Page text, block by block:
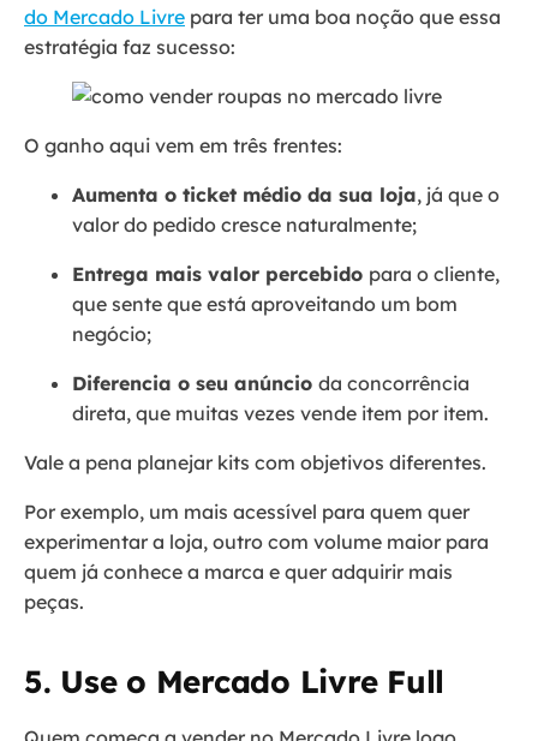
do Mercado Livre para ter uma boa noção que essa
estratégia faz sucesso:
O ganho aqui vem em três frentes:
Aumenta o ticket médio da sua loja, já que o
valor do pedido cresce naturalmente;
Entrega mais valor percebido para o cliente,
que sente que está aproveitando um bom
negócio;
Diferencia o seu anúncio da concorrência
direta, que muitas vezes vende item por item.
Vale a pena planejar kits com objetivos diferentes.
Por exemplo, um mais acessível para quem quer
experimentar a loja, outro com volume maior para
quem já conhece a marca e quer adquirir mais
peças.
5. Use o Mercado Livre Full